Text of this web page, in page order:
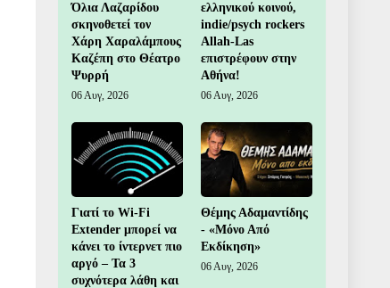
Όλια Λαζαρίδου
σκηνοθετεί τον
Χάρη Χαραλάμπους
Καζέπη στο Θέατρο
Ψυρρή
06 Αυγ, 2026
ελληνικού κοινού,
indie/psych rockers
Allah-Las
επιστρέφουν στην
Αθήνα!
06 Αυγ, 2026
Γιατί το Wi-Fi
Extender μπορεί να
κάνει το ίντερνετ πιο
αργό – Τα 3
συχνότερα λάθη και
Θέμης Αδαμαντίδης
- «Μόνο Από
Εκδίκηση»
06 Αυγ, 2026